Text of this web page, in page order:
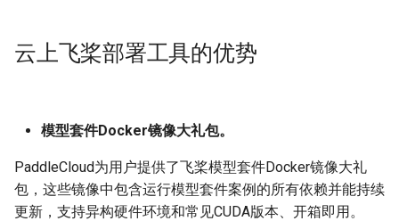
п
о
2. PP-OCRv3云端部署
2.1 安装云上飞桨组件
博客 分布式训练
项目克隆
SVTR
SVTRv2
使用PaddleOCR架构添加新算
法
云上飞桨部署工具的优势
模型套件Docker镜像大礼包。
PaddleCloud为用户提供了飞桨模型套件Docker镜像大礼
包，这些镜像中包含运行模型套件案例的所有依赖并能持续
更新，支持异构硬件环境和常见CUDA版本、开箱即用。